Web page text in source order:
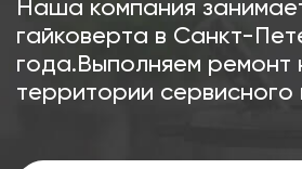
Наша компания
гайковерта в Санкт-
года.Выполняем ремонт
территории сервисного